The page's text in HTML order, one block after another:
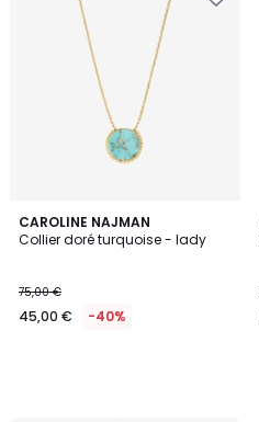
CAROLINE NAJMAN
Collier doré turquoise - lady
75,00 €
45,00 € -40%